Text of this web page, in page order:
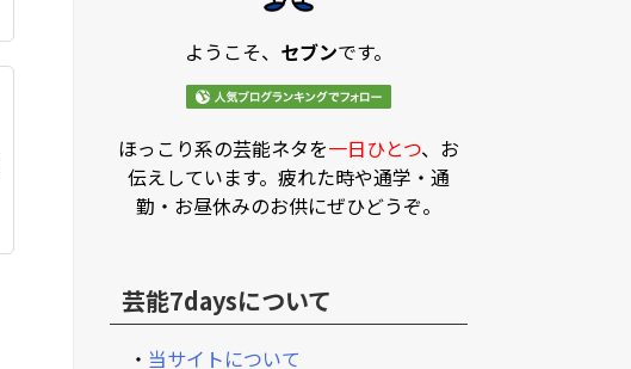
ようこそ、 セブンです。
ほっこり系の芸能ネタを一日ひとつ、お
伝えしています。疲れた時や通学・通
勤・お昼休みのお供にぜひどうぞ。
芸能7daysについて
・ 当サイトについて